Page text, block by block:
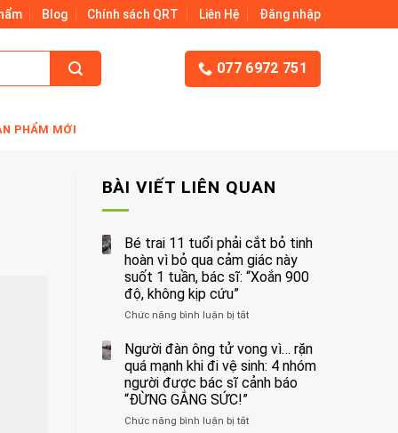
Blog Chính sách QRT Liên Hệ Đăng nhập
077 6972 751
PHẨM MỚI
BÀI VIẾT LIÊN QUAN
Bé trai 11 tuổi phải cắt bỏ tinh
hoàn vì bỏ qua cảm giác này
suốt 1 tuần, bác sĩ: “Xoắn 900
độ, không kịp cứu”
Chức năng bình luận bị tắtở
trai
11
tuổi
phải
bỏ
Người đàn ông tử vong vì… rặn
quá mạnh khi đi vệ sinh: 4 nhóm
người được bác sĩ cảnh báo
“ĐỪNG GẮNG SỨC!”
Chức năng bình luận bị tắtở